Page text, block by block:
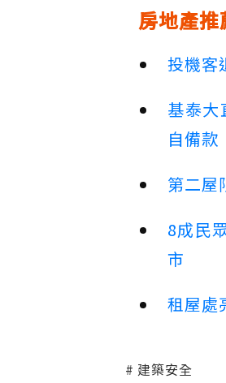
房地產推
投機客
基泰大
自備款
第二屋
8成民
市
租屋處
建築安全